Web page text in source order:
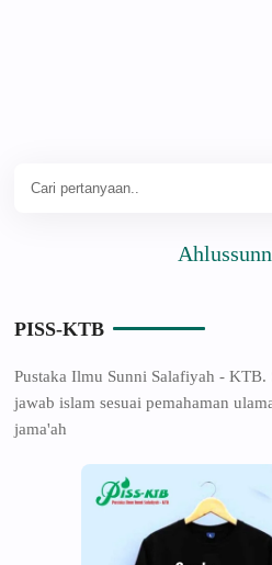
Ahlussunnah Wal
PISS-KTB
Pustaka Ilmu Sunni Salafiyah -
jawab islam sesuai pemahaman
jama'ah